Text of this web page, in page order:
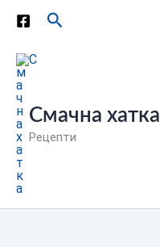
Перейти
вмісту
Пошук
Смачна хатка
Рецепти